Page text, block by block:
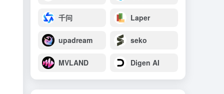
千问 Laper
upadream seko
MVLAND Digen AI